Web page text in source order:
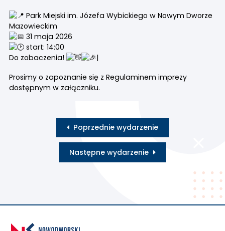
Park Miejski im. Józefa Wybickiego w Nowym Dworze
Mazowieckim
31 maja 2026
start: 14:00
Do zobaczenia!
|
Prosimy o zapoznanie się z Regulaminem imprezy
dostępnym w załączniku.
Poprzednie wydarzenie
Następne wydarzenie